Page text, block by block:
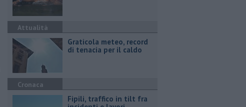
Attualità
Graticola meteo, record
di tenacia per il caldo
Cronaca
Fipili, traffico in tilt fra